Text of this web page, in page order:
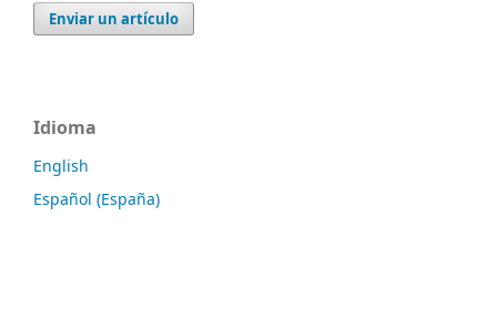
Enviar un artículo
Idioma
English
Español (España)